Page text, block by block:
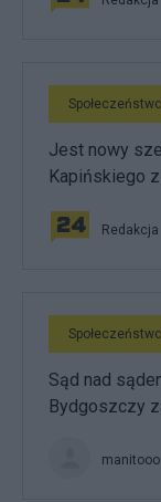
Społeczeństwo
Jest nowy
Kapińskiego
Redakcja
Społeczeństwo
Sąd nad
Bydgoszczy
manitooo